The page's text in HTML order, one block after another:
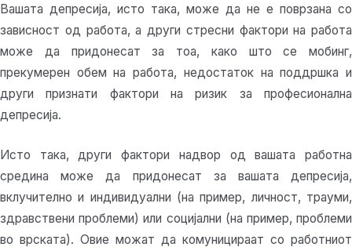
Вашата депресија, исто така, може да не е поврзана со
зависност од работа, а други стресни фактори на работа
може да придонесат за тоа, како што се мобинг,
прекумерен обем на работа, недостаток на поддршка и
други признати фактори на ризик за професионална
депресија.
Исто така, други фактори надвор од вашата работна
средина може да придонесат за вашата депресија,
вклучително и индивидуални (на пример, личност, трауми,
здравствени проблеми) или социјални (на пример, проблеми
во врската). Овие можат да комуницираат со работниот